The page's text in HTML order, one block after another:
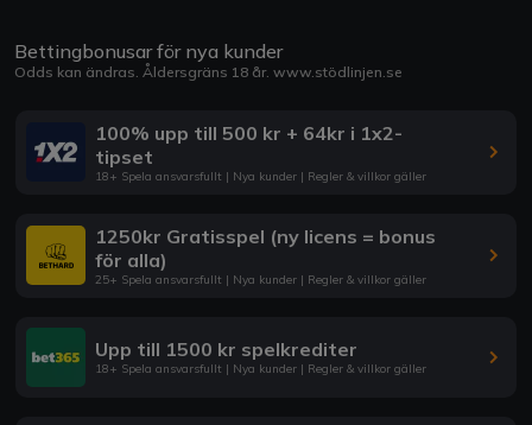
Bettingbonusar för nya kunder
Odds kan ändras. Åldersgräns 18 år. www.stödlinjen.se
100% upp till 500 kr + 64kr i 1x2-
tipset
18+ Spela ansvarsfullt | Nya kunder | Regler & villkor gäller
1250kr Gratisspel (ny licens = bonus
för alla)
25+ Spela ansvarsfullt | Nya kunder | Regler & villkor gäller
Upp till 1500 kr spelkrediter
18+ Spela ansvarsfullt | Nya kunder | Regler & villkor gäller